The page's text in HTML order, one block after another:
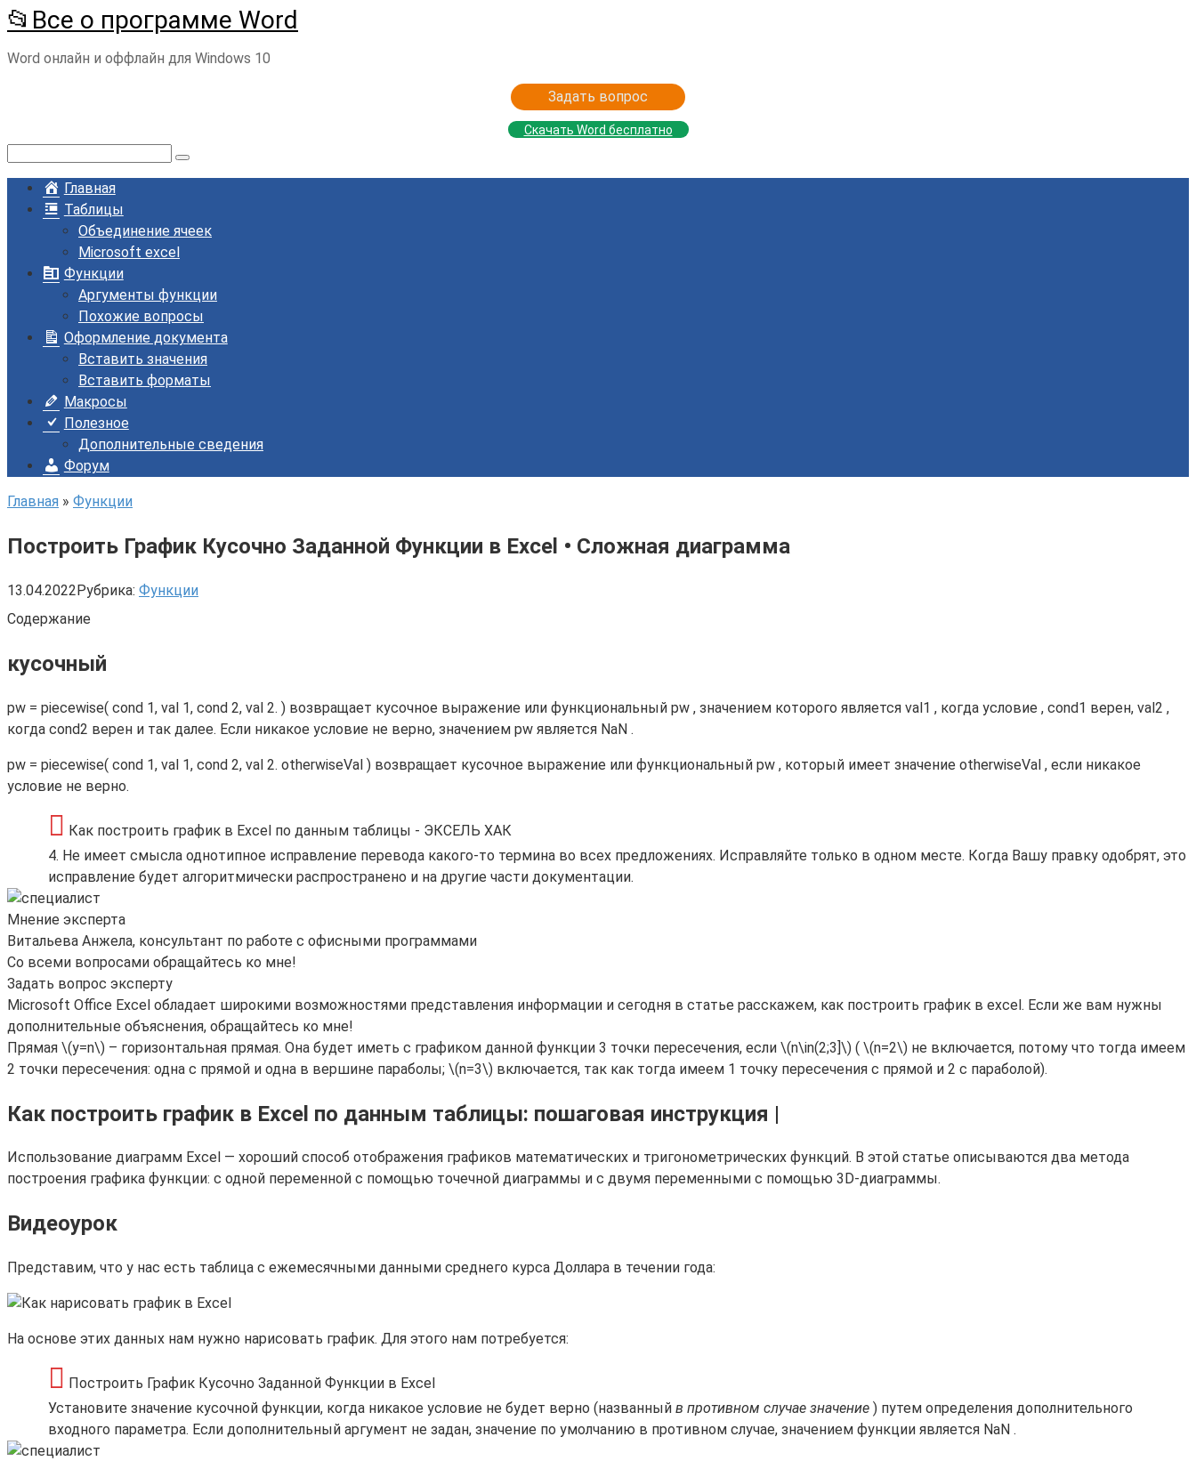
Перейти
к
контенту
📂Все о программе Word
Word онлайн и оффлайн для Windows 10
Задать вопрос
Скачать Word бесплатно
Главная
Таблицы
Объединение ячеек
Microsoft excel
Функции
Аргументы функции
Похожие вопросы
Оформление документа
Вставить значения
Вставить форматы
Макросы
Полезное
Дополнительные сведения
Форум
Главная » Функции
Построить График Кусочно Заданной Функции в Excel • Сложная диаграмма
13.04.2022Рубрика: Функции
Содержание
кусочный
pw = piecewise( cond 1, val 1, cond 2, val 2. ) возвращает кусочное выражение или функциональный pw , значением которого является val1 , когда условие , cond1 верен, val2 ,
когда cond2 верен и так далее. Если никакое условие не верно, значением pw является NaN .
pw = piecewise( cond 1, val 1, cond 2, val 2. otherwiseVal ) возвращает кусочное выражение или функциональный pw , который имеет значение otherwiseVal , если никакое
условие не верно.
Как построить график в Excel по данным таблицы - ЭКСЕЛЬ ХАК
4. Не имеет смысла однотипное исправление перевода какого-то термина во всех предложениях. Исправляйте только в одном месте. Когда Вашу правку одобрят, это
исправление будет алгоритмически распространено и на другие части документации.
Мнение эксперта
Витальева Анжела, консультант по работе с офисными программами
Со всеми вопросами обращайтесь ко мне!
Задать вопрос эксперту
Microsoft Office Excel обладает широкими возможностями представления информации и сегодня в статье расскажем, как построить график в excel. Если же вам нужны
дополнительные объяснения, обращайтесь ко мне!
Прямая \(y=n\) – горизонтальная прямая. Она будет иметь с графиком данной функции 3 точки пересечения, если \(n\in(2;3]\) ( \(n=2\) не включается, потому что тогда имеем
2 точки пересечения: одна с прямой и одна в вершине параболы; \(n=3\) включается, так как тогда имеем 1 точку пересечения с прямой и 2 с параболой).
Как построить график в Excel по данным таблицы: пошаговая инструкция |
Использование диаграмм Excel — хороший способ отображения графиков математических и тригонометрических функций. В этой статье описываются два метода
построения графика функции: с одной переменной с помощью точечной диаграммы и с двумя переменными с помощью 3D-диаграммы.
Видеоурок
Представим, что у нас есть таблица с ежемесячными данными среднего курса Доллара в течении года:
На основе этих данных нам нужно нарисовать график. Для этого нам потребуется:
Построить График Кусочно Заданной Функции в Excel
Установите значение кусочной функции, когда никакое условие не будет верно (названный в противном случае значение ) путем определения дополнительного
входного параметра. Если дополнительный аргумент не задан, значение по умолчанию в противном случае, значением функции является NaN .